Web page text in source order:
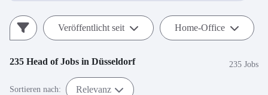
Veröffentlicht seit Home-Office
235 Head ofJobs in Düsseldorf 235 Jobs
Sortieren nach: Relevanz